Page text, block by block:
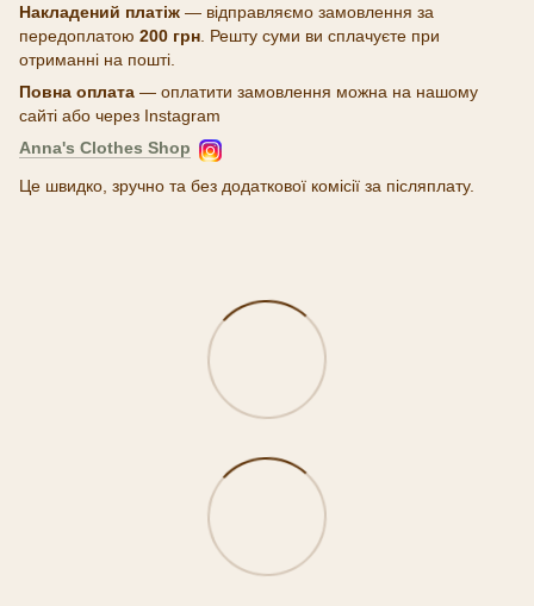
Накладений платіж — відправляємо замовлення за
передоплатою 200 грн . Решту суми ви сплачуєте при
отриманні на пошті.
Повна оплата — оплатити замовлення можна на нашому
сайті або через Instagram
Anna's Clothes Shop
Це швидко, зручно та без додаткової комісії за післяплату.